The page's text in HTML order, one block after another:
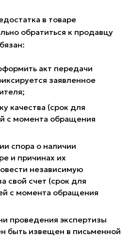
в товаре
обратиться к продавцу
акт передачи
заявленное
качества (срок для
с момента обращения
спора о наличии
и причинах их
независимую
свой счет (срок для
с момента обращения
проведения экспертизы
быть извещен в письменной